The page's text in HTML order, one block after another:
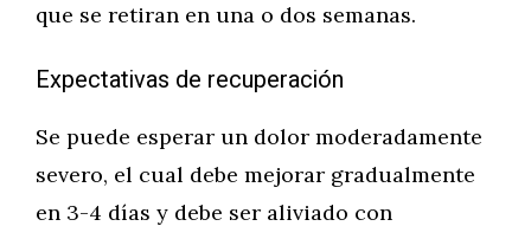
que se retiran en una o dos semanas.
Expectativas de recuperación
Se puede esperar un dolor moderadamente
severo, el cual debe mejorar gradualmente
en 3-4 días y debe ser aliviado con